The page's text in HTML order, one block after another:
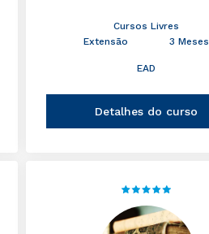
Cursos Livres
Extensão
3 Meses
EAD
Detalhes do curso